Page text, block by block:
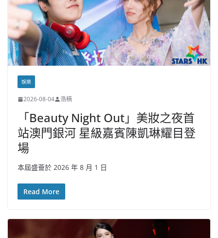
娛樂
2026-08-04 浩楠
「Beauty Night Out」美妝之夜首
站澳門銀河 星級嘉賓陳凱琳耀目登
場
本屆盛薈於 2026 年 8 月 1 日
Read More